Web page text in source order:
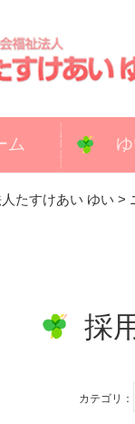
ム
たすけあい ゆい >
採
カテゴリ：